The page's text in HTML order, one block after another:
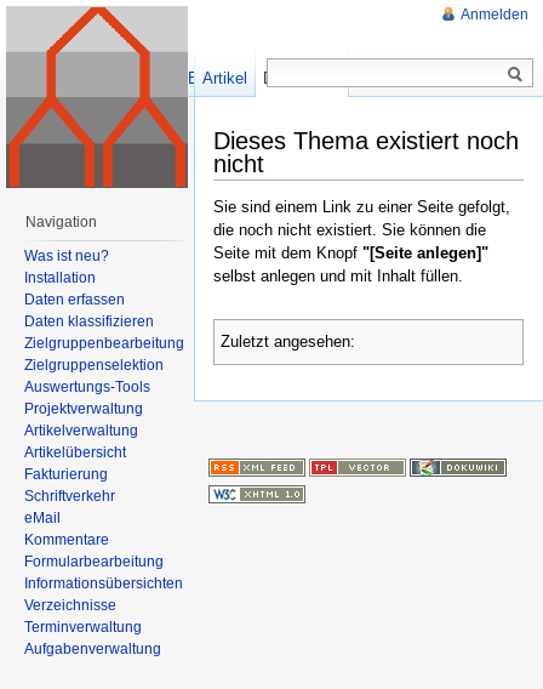
Dieses Thema existiert noch
nicht
Sie sind einem Link zu einer Seite gefolgt,
die noch nicht existiert. Sie können die
Seite mit dem Knopf "[Seite anlegen]"
selbst anlegen und mit Inhalt füllen.
Zuletzt angesehen:
Anmelden
Artikel Diskussion
Erstellen
Navigation
Was ist neu?
Installation
Daten erfassen
Daten klassifizieren
Zielgruppenbearbeitung
Zielgruppenselektion
Auswertungs-Tools
Projektverwaltung
Artikelverwaltung
Artikelübersicht
Fakturierung
Schriftverkehr
eMail
Kommentare
Formularbearbeitung
Informationsübersichten
Verzeichnisse
Terminverwaltung
Aufgabenverwaltung